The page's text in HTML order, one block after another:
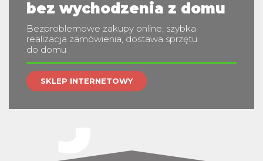
bez wychodzenia z domu
Bezproblemowe zakupy online, szybka
realizacja zamówienia, dostawa sprzętu
do domu
SKLEP INTERNETOWY